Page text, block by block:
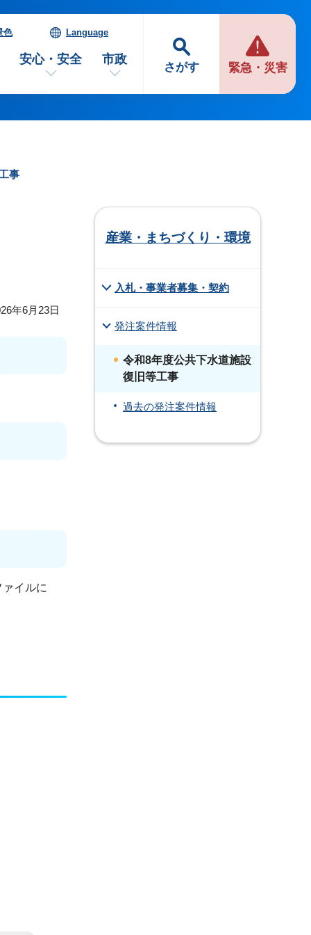
さがす 緊急・災害
色 Language
安心・安全 市政
事
年6月23日
イルに
産業・まちづくり・環境
入札・事業者募集・契約
発注案件情報
令和8年度公共下水道施設
復旧等工事
過去の発注案件情報